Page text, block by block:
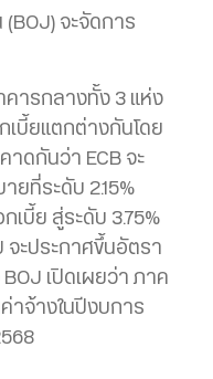
จะจัดการ
ารกลางทั้ง 3 แห่ง
เบี้ยแตกต่างกันโดย
าดกันว่า ECB จะ
ยที่ระดับ 2.15%
เบี้ย สู่ระดับ 3.75%
จะประกาศขึ้นอัตรา
เปิดเผยว่า ภาค
าจ้างในปีงบการ